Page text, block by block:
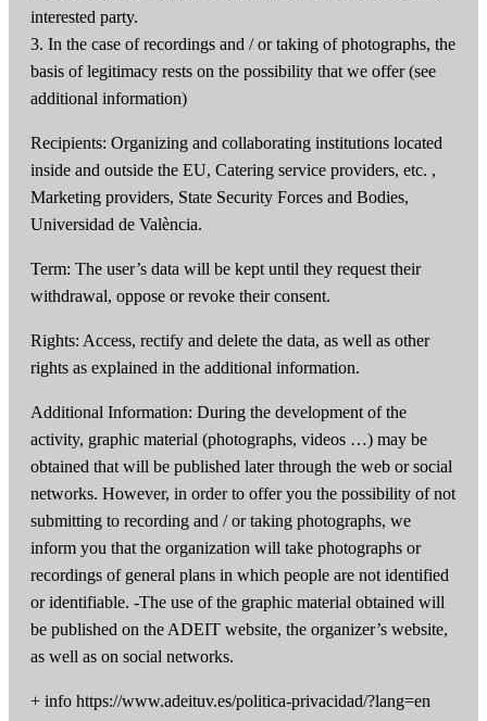
interested party.
3. In the case of recordings and / or taking of photographs, the
basis of legitimacy rests on the possibility that we offer (see
additional information)
Recipients: Organizing and collaborating institutions located
inside and outside the EU, Catering service providers, etc. ,
Marketing providers, State Security Forces and Bodies,
Universidad de València.
Term: The user’s data will be kept until they request their
withdrawal, oppose or revoke their consent.
Rights: Access, rectify and delete the data, as well as other
rights as explained in the additional information.
Additional Information: During the development of the
activity, graphic material (photographs, videos …) may be
obtained that will be published later through the web or social
networks. However, in order to offer you the possibility of not
submitting to recording and / or taking photographs, we
inform you that the organization will take photographs or
recordings of general plans in which people are not identified
or identifiable. -The use of the graphic material obtained will
be published on the ADEIT website, the organizer’s website,
as well as on social networks.
+ info https://www.adeituv.es/politica-privacidad/?lang=en